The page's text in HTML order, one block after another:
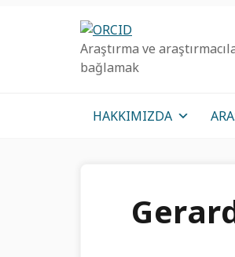
Araştırma ve
bağlamak
HAKKIMIZDA